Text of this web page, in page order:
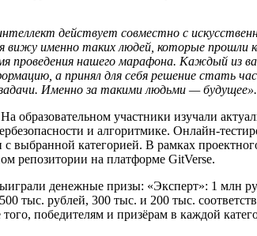
действует совместно с
вижу именно таких людей, которые прошли
проведения нашего марафона. Каждый из
а принял для себя решение стать
Именно за такими людьми — будущее».
образовательном участники изучали
и алгоритмике. Онлайн-
выбранной категорией. В рамках
репозитории на платформе GitVerse.
денежные призы: «Эксперт»: 1 млн
тыс. рублей, 300 тыс. и 200 тыс.
победителям и призёрам в каждой